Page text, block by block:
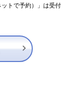
トで予約）」は受付
